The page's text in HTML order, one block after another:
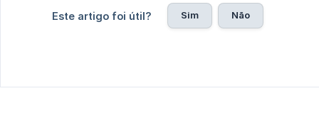
Este artigo foi útil? Sim Não